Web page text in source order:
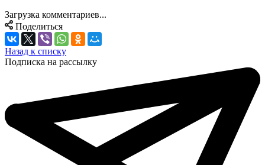
Загрузка комментариев...
Поделиться
Назад к списку
Подписка на рассылку